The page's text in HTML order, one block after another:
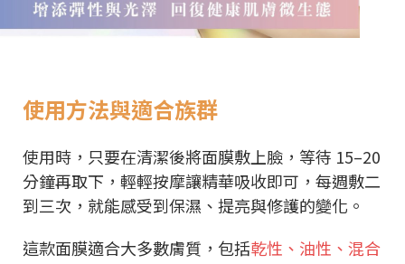
使用方法與適合族群
使用時，只要在清潔後將面膜敷上臉，等待 15–20
分鐘再取下，輕輕按摩讓精華吸收即可，每週敷二
到三次，就能感受到保濕、提亮與修護的變化。
這款面膜適合大多數膚質，包括乾性、油性、混合